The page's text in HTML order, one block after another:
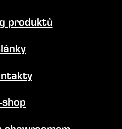
produktů
shop